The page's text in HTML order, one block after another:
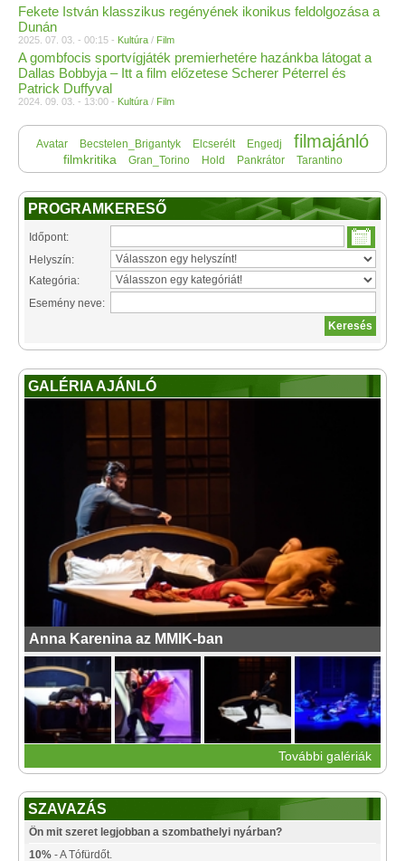
Fekete István klasszikus regényének ikonikus feldolgozása a
Dunán
2025. 07. 03. - 00:15 - Kultúra / Film
A gombfocis sportvígjáték premierhetére hazánkba látogat a
Dallas Bobbyja – Itt a film előzetese Scherer Péterrel és
Patrick Duffyval
2024. 09. 03. - 13:00 - Kultúra / Film
Avatar Becstelen_Brigantyk Elcserélt Engedj filmajánló
filmkritika Gran_Torino Hold Pankrátor Tarantino
PROGRAMKERESŐ
Időpont:
Helyszín:
Kategória:
Esemény neve:
GALÉRIA AJÁNLÓ
Anna Karenina az MMIK-ban
További galériák
SZAVAZÁS
Ön mit szeret legjobban a szombathelyi nyárban?
10% - A Tófürdőt.